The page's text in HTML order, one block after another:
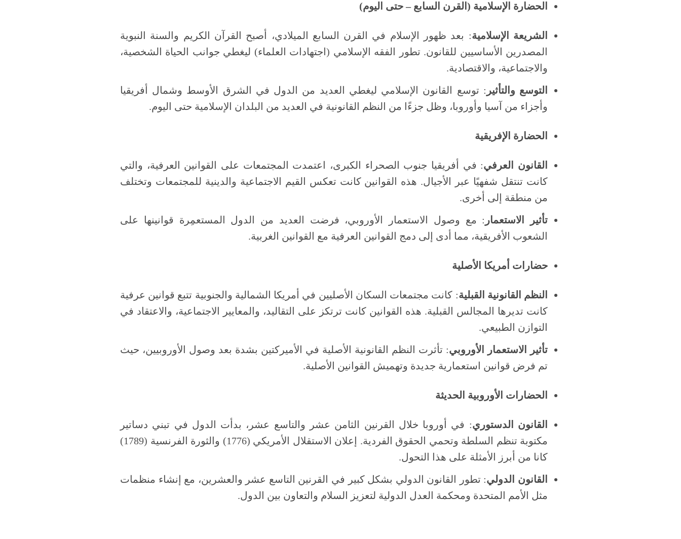
الحضارة الإسلامية (القرن السابع – حتى اليوم)
الشريعة الإسلامية: بعد ظهور الإسلام في القرن السابع الميلادي، أصبح القرآن الكريم والسنة النبوية
المصدرين الأساسيين للقانون. تطور الفقه الإسلامي (اجتهادات العلماء) ليغطي جوانب الحياة الشخصية،
والاجتماعية، والاقتصادية.
التوسع والتأثير : توسع القانون الإسلامي ليغطي العديد من الدول في الشرق الأوسط وشمال أفريقيا
وأجزاء من آسيا وأوروبا، وظل جزءًا من النظم القانونية في العديد من البلدان الإسلامية حتى اليوم.
الحضارة الإفريقية
القانون العرفي: في أفريقيا جنوب الصحراء الكبرى، اعتمدت المجتمعات على القوانين العرفية، والتي
كانت تنتقل شفهيًا عبر الأجيال. هذه القوانين كانت تعكس القيم الاجتماعية والدينية للمجتمعات وتختلف
من منطقة إلى أخرى.
تأثير الاستعمار : مع وصول الاستعمار الأوروبي، فرضت العديد من الدول المستعمِرة قوانينها على
الشعوب الأفريقية، مما أدى إلى دمج القوانين العرفية مع القوانين الغربية.
حضارات أمريكا الأصلية
النظم القانونية القبلية: كانت مجتمعات السكان الأصليين في أمريكا الشمالية والجنوبية تتبع قوانين عرفية
كانت تديرها المجالس القبلية. هذه القوانين كانت ترتكز على التقاليد، والمعايير الاجتماعية، والاعتقاد في
التوازن الطبيعي.
تأثير الاستعمار الأوروبي: تأثرت النظم القانونية الأصلية في الأميركتين بشدة بعد وصول الأوروبيين، حيث
تم فرض قوانين استعمارية جديدة وتهميش القوانين الأصلية.
الحضارات الأوروبية الحديثة
القانون الدستوري: في أوروبا خلال القرنين الثامن عشر والتاسع عشر، بدأت الدول في تبني دساتير
مكتوبة تنظم السلطة وتحمي الحقوق الفردية. إعلان الاستقلال الأمريكي (1776) والثورة الفرنسية (1789)
كانا من أبرز الأمثلة على هذا التحول.
القانون الدولي: تطور القانون الدولي بشكل كبير في القرنين التاسع عشر والعشرين، مع إنشاء منظمات
مثل الأمم المتحدة ومحكمة العدل الدولية لتعزيز السلام والتعاون بين الدول.